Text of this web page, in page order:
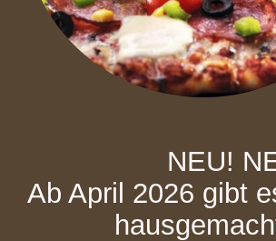
NEU!
Ab April 2026 gibt